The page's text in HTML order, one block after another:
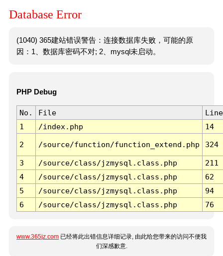
Database Error
(1040) 365建站错误警告：连接数据库失败，可能的原
因：1、数据库密码不对; 2、mysql未启动。
PHP Debug
No. File
Line
1
/index.php 14
2 /source/function/function_extend.php 324
3 /source/class/jzmysql.class.php
211
4
/source/class/jzmysql.class.php
62
5
/source/class/jzmysql.class.php
94
6
/source/class/jzmysql.class.php 76
www.365jz.com 已经将此出错信息详细记录, 由此给您带来的访问不便我
们深感歉意.